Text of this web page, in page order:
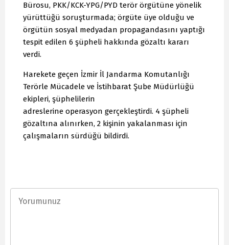
Bürosu, PKK/KCK-YPG/PYD terör örgütüne yönelik
yürüttüğü soruşturmada; örgüte üye olduğu ve
örgütün sosyal medyadan propagandasını yaptığı
tespit edilen 6 şüpheli hakkında gözaltı kararı
verdi.
Harekete geçen İzmir İl Jandarma Komutanlığı
Terörle Mücadele ve İstihbarat Şube Müdürlüğü
ekipleri, şüphelilerin
adreslerine operasyon gerçekleştirdi. 4 şüpheli
gözaltına alınırken, 2 kişinin yakalanması için
çalışmaların sürdüğü bildirdi.